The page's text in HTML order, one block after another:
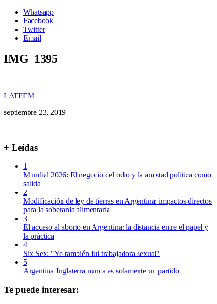
Whatsapp
Facebook
Twitter
Email
IMG_1395
LATFEM
septiembre 23, 2019
+ Leídas
1
Mundial 2026: El negocio del odio y la amistad política como
salida
2
Modificación de ley de tierras en Argentina: impactos directos
para la soberanía alimentaria
3
El acceso al aborto en Argentina: la distancia entre el papel y
la práctica
4
Six Sex: "Yo también fui trabajadora sexual"
5
Argentina-Inglaterra nunca es solamente un partido
Te puede interesar: